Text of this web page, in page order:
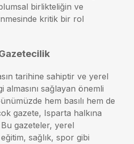
birlikteliğin ve
kritik bir rol
tarihine sahiptir ve yerel
almasını sağlayan önemli
hem basılı hem de
gazete, Isparta halkına
gazeteler, yerel
sağlık, spor gibi